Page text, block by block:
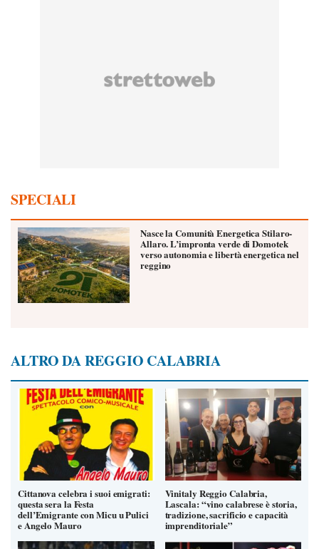
SPECIALI
Nasce la Comunità Energetica Stilaro-
Allaro. L’impronta verde di Domotek
verso autonomia e libertà energetica nel
reggino
ALTRO DA REGGIO CALABRIA
Cittanova celebra i suoi emigrati:
questa sera la Festa
dell’Emigrante con Micu u Pulici
e Angelo Mauro
Vinitaly Reggio Calabria,
Lascala: “vino calabrese è storia,
tradizione, sacrificio e capacità
imprenditoriale”